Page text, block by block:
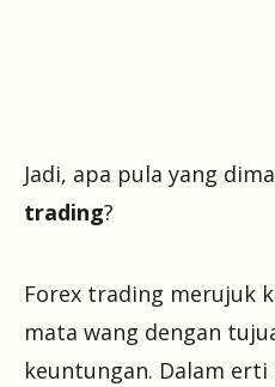
Jadi, apa pula yang
trading?
Forex trading merujuk
mata wang dengan
keuntungan. Dalam